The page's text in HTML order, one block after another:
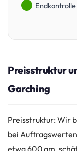
Preisstruktur
Garching
Preisstruktur: Wir
bei
etwa 600 qm,